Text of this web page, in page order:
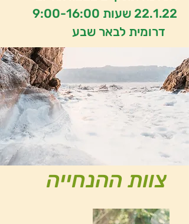
22.1.22 שעות 9:00-16:00
צוות ההנחייה